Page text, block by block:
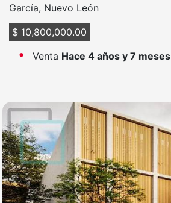
García, Nuevo León
$ 10,800,000.00
Venta Hace 4 años y 7 meses